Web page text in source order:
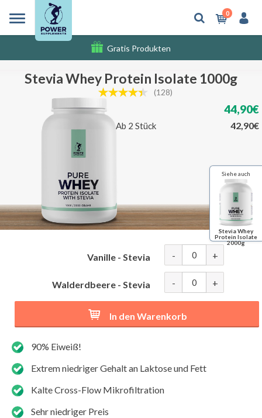
0
Gratis Produkten
Versandkosten
Stevia Whey Protein Isolate 1000g
(128)
44,90€
Ab 2 Stück 42,90€
Vanille - Stevia - +
Walderdbeere - Stevia - +
In den Warenkorb
90% Eiweiß!
Extrem niedriger Gehalt an Laktose und Fett
Kalte Cross-Flow Mikrofiltration
Sehr niedriger Preis
Siehe auch
Stevia Whey
Protein Isolate
2000g